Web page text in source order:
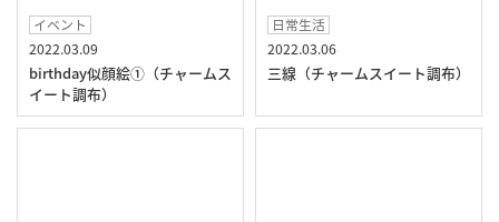
イベント
2022.03.09
birthday似顔絵①（チャームス
イート調布）
日常生活
2022.03.06
三線（チャームスイート調布）